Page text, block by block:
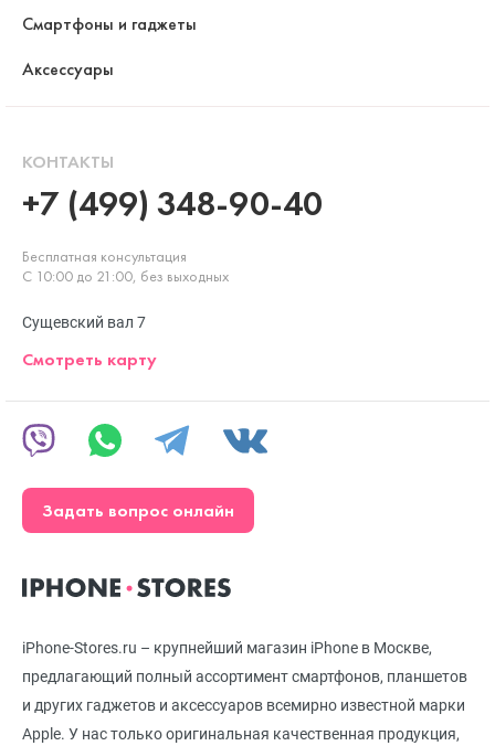
iPhone-Stores.ru – крупнейший магазин iPhone в Москве,
предлагающий полный ассортимент смартфонов, планшетов
и других гаджетов и аксессуаров всемирно известной марки
Apple. У нас только оригинальная качественная продукция,
Смартфоны и гаджеты
Аксессуары
КОНТАКТЫ
+7 (499) 348-90-40
Бесплатная консультация
С 10:00 до 21:00, без выходных
Сущевский вал 7
Смотреть карту
Задать вопрос онлайн